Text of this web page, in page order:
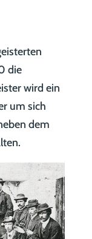
die
wird ein
um sich
dem